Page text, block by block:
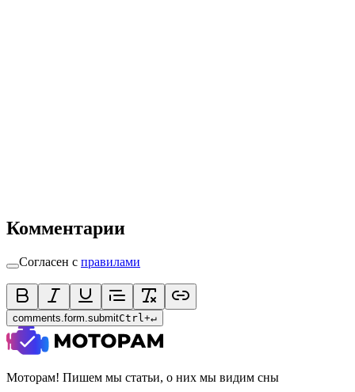
Комментарии
Согласен с правилами
comments.form.submitCtrl+↵
Моторам! Пишем мы статьи, о них мы видим сны